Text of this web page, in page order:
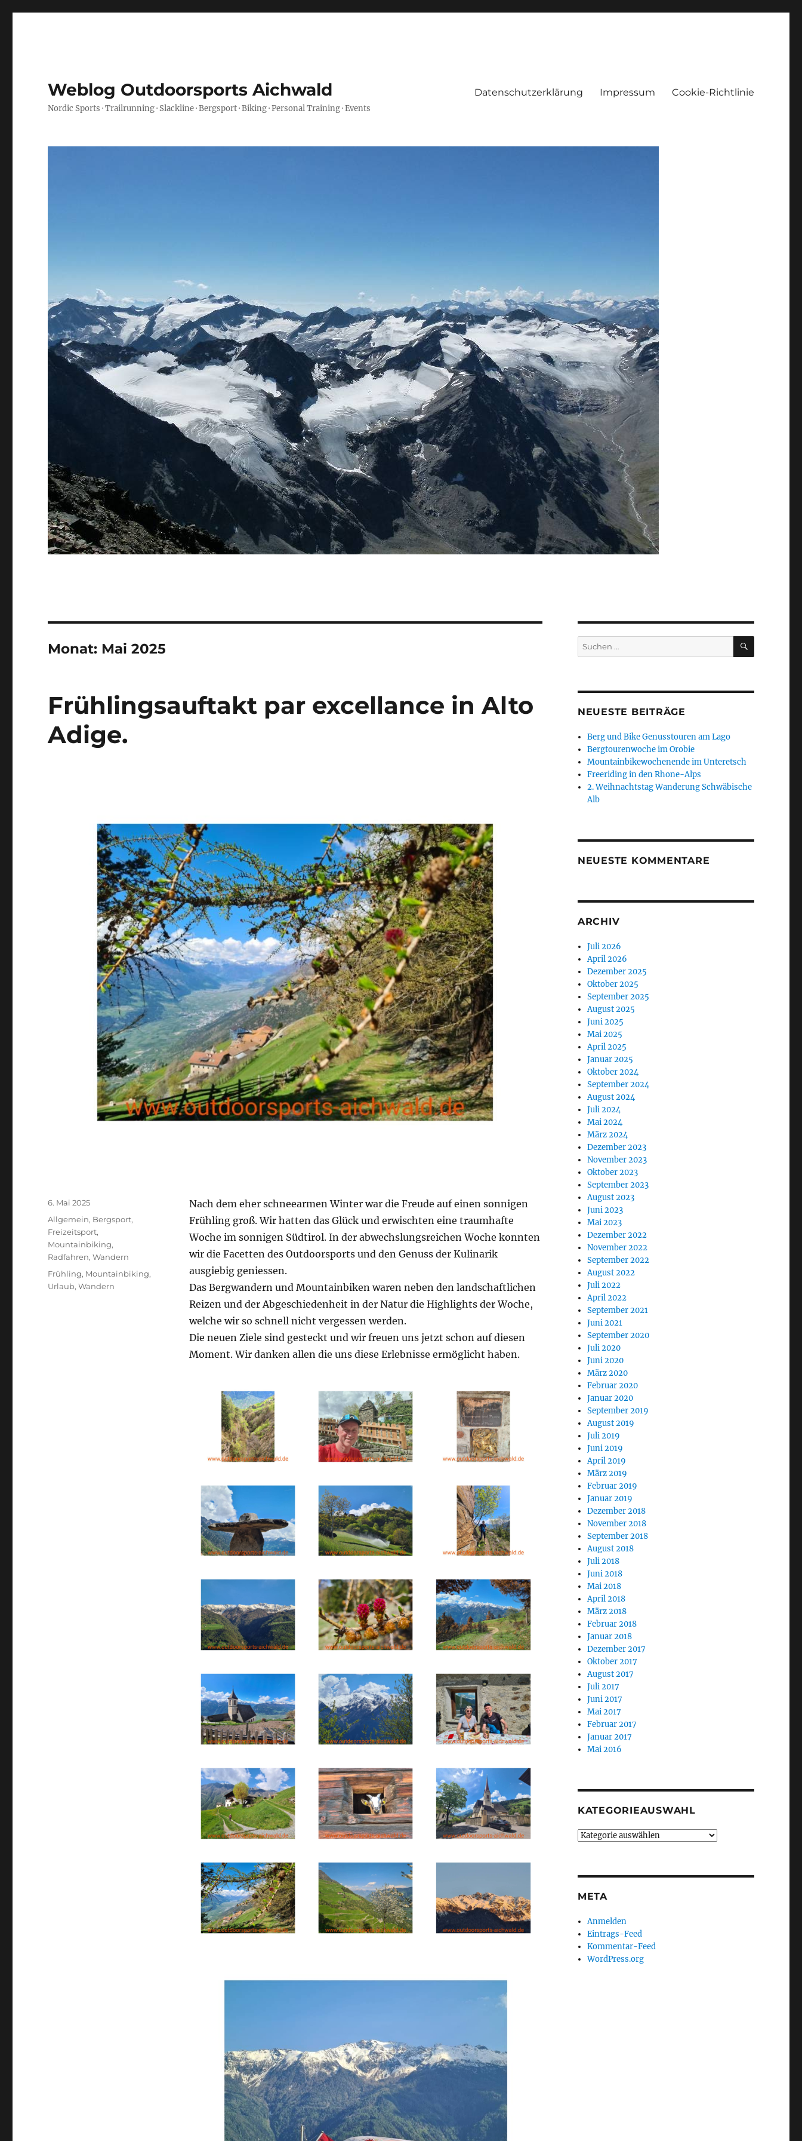
Weblog Outdoorsports Aichwald
Nordic Sports · Trailrunning · Slackline · Bergsport · Biking · Personal Training · Events
Datenschutzerklärung Impressum Cookie-Richtlinie
Monat: Mai 2025
Frühlingsauftakt par excellance in Alto
Adige.
Nach dem eher schneearmen Winter war die Freude auf einen sonnigen
Frühling groß. Wir hatten das Glück und erwischten eine traumhafte
Woche im sonnigen Südtirol. In der abwechslungsreichen Woche konnten
wir die Facetten des Outdoorsports und den Genuss der Kulinarik
ausgiebig geniessen.
Das Bergwandern und Mountainbiken waren neben den landschaftlichen
Reizen und der Abgeschiedenheit in der Natur die Highlights der Woche,
welche wir so schnell nicht vergessen werden.
Die neuen Ziele sind gesteckt und wir freuen uns jetzt schon auf diesen
Moment. Wir danken allen die uns diese Erlebnisse ermöglicht haben.
Veröffentlicht
am
6. Mai 2025
Kategorien
Allgemein, Bergsport,
Freizeitsport,
Mountainbiking,
Radfahren,Wandern
Schlagwörter
Frühling, Mountainbiking,
Urlaub,Wandern
Suchen
nach:
SUCHEN
NEUESTE BEITRÄGE
Berg und Bike Genusstouren am Lago
Bergtourenwoche im Orobie
Mountainbikewochenende im Unteretsch
Freeriding in den Rhone-Alps
2. Weihnachtstag Wanderung Schwäbische
Alb
NEUESTE KOMMENTARE
ARCHIV
Juli 2026
April 2026
Dezember 2025
Oktober 2025
September 2025
August 2025
Juni 2025
Mai 2025
April 2025
Januar 2025
Oktober 2024
September 2024
August 2024
Juli 2024
Mai 2024
März 2024
Dezember 2023
November 2023
Oktober 2023
September 2023
August 2023
Juni 2023
Mai 2023
Dezember 2022
November 2022
September 2022
August 2022
Juli 2022
April 2022
September 2021
Juni 2021
September 2020
Juli 2020
Juni 2020
März 2020
Februar 2020
Januar 2020
September 2019
August 2019
Juli 2019
Juni 2019
April 2019
März 2019
Februar 2019
Januar 2019
Dezember 2018
November 2018
September 2018
August 2018
Juli 2018
Juni 2018
Mai 2018
April 2018
März 2018
Februar 2018
Januar 2018
Dezember 2017
Oktober 2017
August 2017
Juli 2017
Juni 2017
Mai 2017
Februar 2017
Januar 2017
Mai 2016
KATEGORIEAUSWAHL
Kategorieauswahl
META
Anmelden
Eintrags-Feed
Kommentar-Feed
WordPress.org